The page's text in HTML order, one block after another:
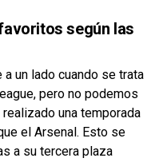
según las
un lado cuando se trata
pero no podemos
una temporada
el Arsenal. Esto se
a su tercera plaza